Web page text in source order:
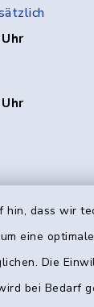
hin, dass wir
eine
Die
bei Bedarf
Kontakt